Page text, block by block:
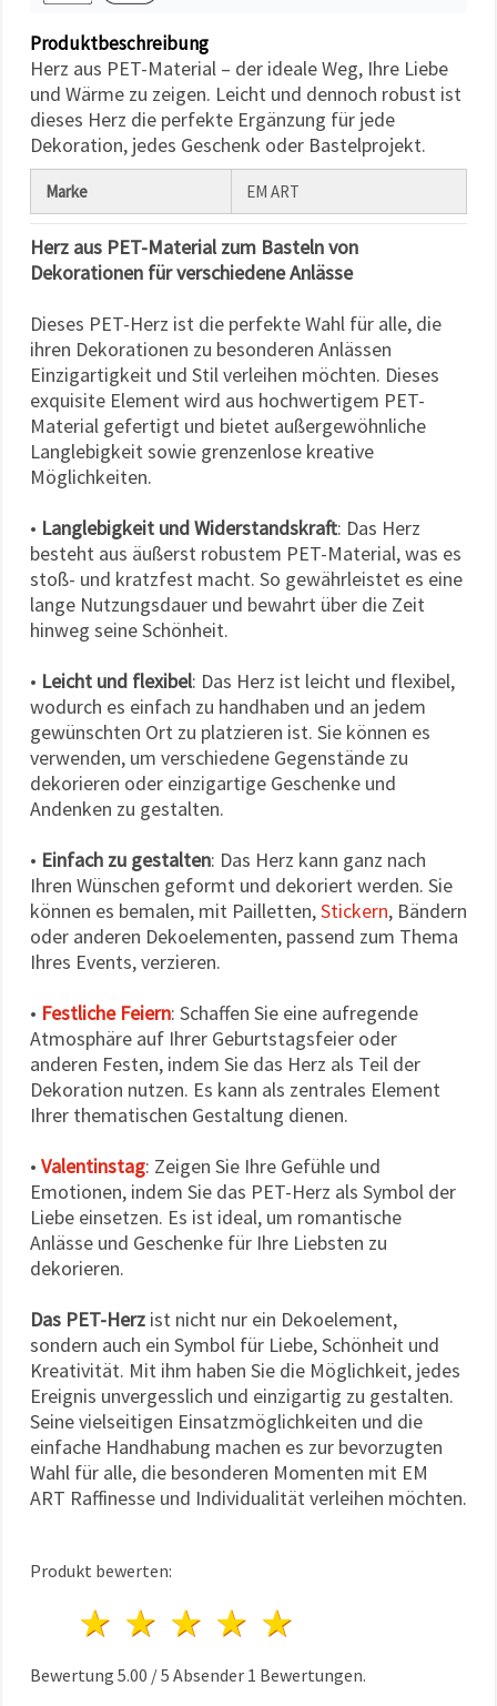
Produktbeschreibung
Herz aus PET-Material – der ideale Weg, Ihre Liebe
und Wärme zu zeigen. Leicht und dennoch robust ist
dieses Herz die perfekte Ergänzung für jede
Dekoration, jedes Geschenk oder Bastelprojekt.
Marke EM ART
Herz aus PET-Material zum Basteln von
Dekorationen für verschiedene Anlässe
Dieses PET-Herz ist die perfekte Wahl für alle, die
ihren Dekorationen zu besonderen Anlässen
Einzigartigkeit und Stil verleihen möchten. Dieses
exquisite Element wird aus hochwertigem PET-
Material gefertigt und bietet außergewöhnliche
Langlebigkeit sowie grenzenlose kreative
Möglichkeiten.
• Langlebigkeit und Widerstandskraft: Das Herz
besteht aus äußerst robustem PET-Material, was es
stoß- und kratzfest macht. So gewährleistet es eine
lange Nutzungsdauer und bewahrt über die Zeit
hinweg seine Schönheit.
• Leicht und flexibel: Das Herz ist leicht und flexibel,
wodurch es einfach zu handhaben und an jedem
gewünschten Ort zu platzieren ist. Sie können es
verwenden, um verschiedene Gegenstände zu
dekorieren oder einzigartige Geschenke und
Andenken zu gestalten.
• Einfach zu gestalten: Das Herz kann ganz nach
Ihren Wünschen geformt und dekoriert werden. Sie
können es bemalen, mit Pailletten,Stickern, Bändern
oder anderen Dekoelementen, passend zum Thema
Ihres Events, verzieren.
• Festliche Feiern: Schaffen Sie eine aufregende
Atmosphäre auf Ihrer Geburtstagsfeier oder
anderen Festen, indem Sie das Herz als Teil der
Dekoration nutzen. Es kann als zentrales Element
Ihrer thematischen Gestaltung dienen.
• Valentinstag: Zeigen Sie Ihre Gefühle und
Emotionen, indem Sie das PET-Herz als Symbol der
Liebe einsetzen. Es ist ideal, um romantische
Anlässe und Geschenke für Ihre Liebsten zu
dekorieren.
Das PET-Herz ist nicht nur ein Dekoelement,
sondern auch ein Symbol für Liebe, Schönheit und
Kreativität. Mit ihm haben Sie die Möglichkeit, jedes
Ereignis unvergesslich und einzigartig zu gestalten.
Seine vielseitigen Einsatzmöglichkeiten und die
einfache Handhabung machen es zur bevorzugten
Wahl für alle, die besonderen Momenten mit EM
ART Raffinesse und Individualität verleihen möchten.
Produkt bewerten:
4 Sterne
3 Sterne
2 Sterne
1 Stern
Bewertung 5.00 /5 Absender 1 Bewertungen.